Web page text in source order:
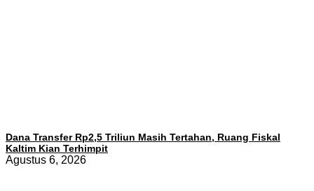
Dana Transfer Rp2,5 Triliun Masih Tertahan, Ruang Fiskal
Kaltim Kian Terhimpit
Agustus 6, 2026